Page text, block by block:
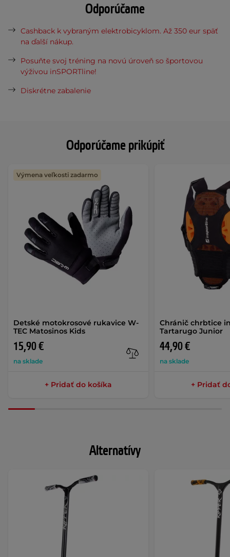
Odporúčame prikúpiť
Detské motokrosové rukavice W-
TEC Matosinos Kids
15,90 €
na sklade
Výmena veľkosti zadarmo
+ Pridať do košíka
Chránič chrbtice
Tartarugo Junior
44,90 €
na sklade
+ Pridať
Odporúčame
Cashback k vybraným elektrobicyklom. Až 350 eur späť
na ďalší nákup.
Posuňte svoj tréning na novú úroveň so športovou
výživou inSPORTline!
Diskrétne zabalenie
Alternatívy